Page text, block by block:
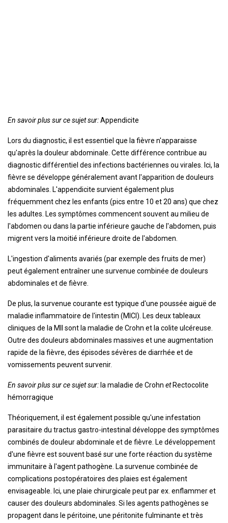
En savoir plus sur ce sujet sur:Appendicite
Lors du diagnostic, il est essentiel que la fièvre n'apparaisse
qu'après la douleur abdominale. Cette différence contribue au
diagnostic différentiel des infections bactériennes ou virales. Ici, la
fièvre se développe généralement avant l'apparition de douleurs
abdominales. L'appendicite survient également plus
fréquemment chez les enfants (pics entre 10 et 20 ans) que chez
les adultes. Les symptômes commencent souvent au milieu de
l'abdomen ou dans la partie inférieure gauche de l'abdomen, puis
migrent vers la moitié inférieure droite de l'abdomen.
L'ingestion d'aliments avariés (par exemple des fruits de mer)
peut également entraîner une survenue combinée de douleurs
abdominales et de fièvre.
De plus, la survenue courante est typique d'une poussée aiguë de
maladie inflammatoire de l'intestin (MICI). Les deux tableaux
cliniques de la MII sont la maladie de Crohn et la colite ulcéreuse.
Outre des douleurs abdominales massives et une augmentation
rapide de la fièvre, des épisodes sévères de diarrhée et de
vomissements peuvent survenir.
En savoir plus sur ce sujet sur: la maladie de Crohn et Rectocolite
hémorragique
Théoriquement, il est également possible qu'une infestation
parasitaire du tractus gastro-intestinal développe des symptômes
combinés de douleur abdominale et de fièvre. Le développement
d'une fièvre est souvent basé sur une forte réaction du système
immunitaire à l'agent pathogène. La survenue combinée de
complications postopératoires des plaies est également
envisageable. Ici, une plaie chirurgicale peut par ex. enflammer et
causer des douleurs abdominales. Si les agents pathogènes se
propagent dans le péritoine, une péritonite fulminante et très